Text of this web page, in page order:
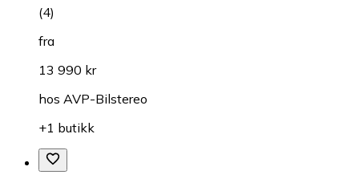
(4)
fra
13 990 kr
hos AVP-Bilstereo
+1 butikk